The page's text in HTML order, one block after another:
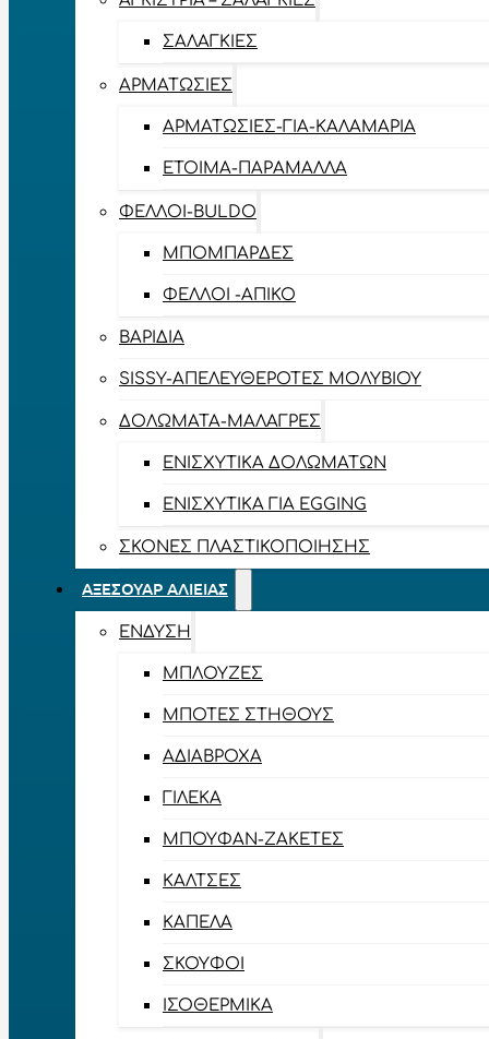
ΣΑΛΑΓΚΙΈΣ
ΑΡΜΑΤΩΣΙΈΣ
ΑΡΜΑΤΩΣΙΈΣ-ΓΙΑ-ΚΑΛΑΜΆΡΙΑ
ΈΤΟΙΜΑ-ΠΑΡΆΜΑΛΛΑ
ΦΕΛΛΟΊ-BULDO
ΜΠΟΜΠΆΡΔΕΣ
ΦΕΛΛΟΊ -ΑΠΊΚΟ
ΒΑΡΊΔΙΑ
SISSY-ΑΠΕΛΕΥΘΕΡΟΤΈΣ ΜΟΛΥΒΙΟΎ
ΔΟΛΏΜΑΤΑ-ΜΑΛΆΓΡΕΣ
ΕΝΙΣΧΥΤΙΚΆ ΔΟΛΩΜΆΤΩΝ
ΕΝΙΣΧΥΤΙΚΆ ΓΙΑ EGGING
ΣΚΌΝΕΣ ΠΛΑΣΤΙΚΟΠΟΊΗΣΗΣ
ΑΞΕΣΟΥΆΡ ΑΛΙΕΊΑΣ
ΈΝΔΥΣΗ
ΜΠΛΟΎΖΕΣ
ΜΠΌΤΕΣ ΣΤΉΘΟΥΣ
ΑΔΙΆΒΡΟΧΑ
ΓΙΛΈΚΑ
ΜΠΟΥΦΆΝ-ΖΑΚΈΤΕΣ
ΚΆΛΤΣΕΣ
ΚΑΠΈΛΑ
ΣΚΟΎΦΟΙ
ΙΣΟΘΕΡΜΙΚΆ